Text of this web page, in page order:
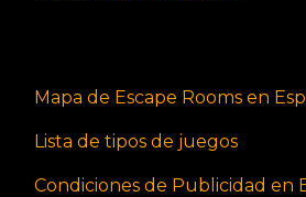
Mapa de Escape Rooms en
Lista de tipos de juegos
Condiciones de Publicidad en